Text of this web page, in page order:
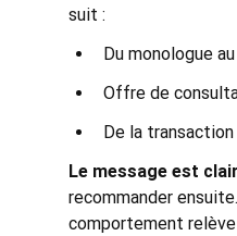
suit :
Du monologue
Offre de
De la
Le message est
recommander
comportement